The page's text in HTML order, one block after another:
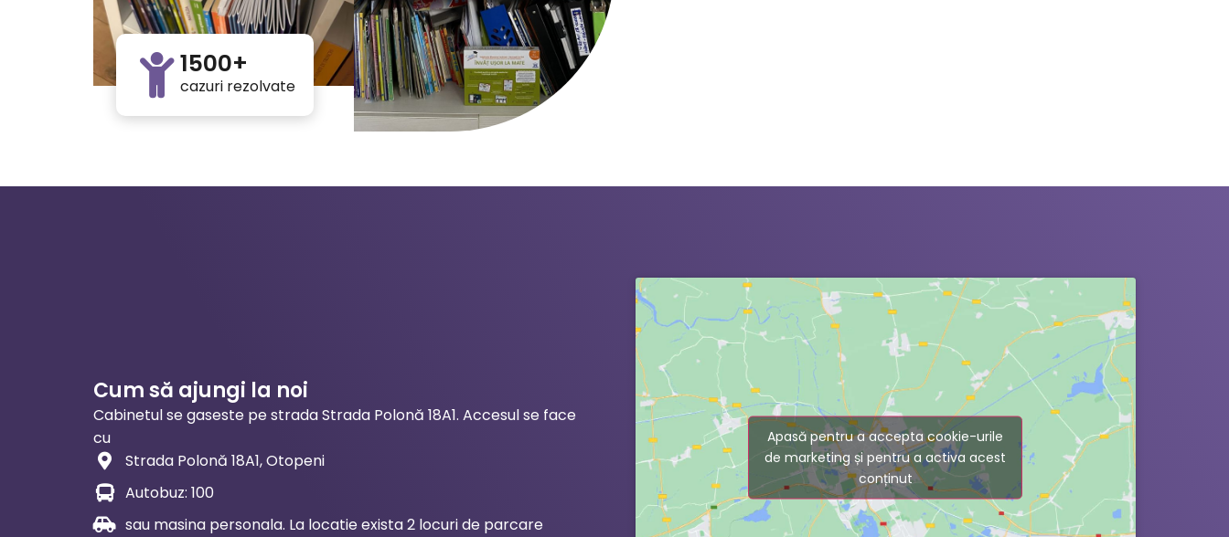
1500+
cazuri rezolvate
Cum să ajungi la noi
Cabinetul se gaseste pe strada Strada Polonă 18A1. Accesul se face
cu
Strada Polonă 18A1, Otopeni
Autobuz: 100
sau masina personala. La locatie exista 2 locuri de parcare
Apasă pentru a accepta cookie-urile
de marketing și pentru a activa acest
conținut